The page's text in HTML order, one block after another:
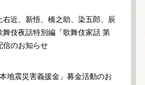
右近、新悟、橋之助、染五郎、辰
舞伎夜話特別編「歌舞伎家話 第
信のお知らせ
本地震災害義援金」募金活動のお